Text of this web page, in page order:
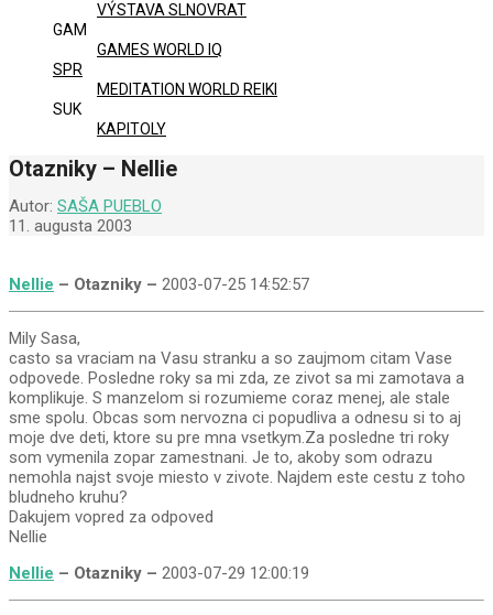
VÝSTAVA SLNOVRAT
GAM
GAMES WORLD IQ
SPR
MEDITATION WORLD REIKI
SUK
KAPITOLY
Otazniky – Nellie
Autor: SAŠA PUEBLO
11. augusta 2003
Nellie – Otazniky – 2003-07-25 14:52:57
Mily Sasa,
casto sa vraciam na Vasu stranku a so zaujmom citam Vase
odpovede. Posledne roky sa mi zda, ze zivot sa mi zamotava a
komplikuje. S manzelom si rozumieme coraz menej, ale stale
sme spolu. Obcas som nervozna ci popudliva a odnesu si to aj
moje dve deti, ktore su pre mna vsetkym.Za posledne tri roky
som vymenila zopar zamestnani. Je to, akoby som odrazu
nemohla najst svoje miesto v zivote. Najdem este cestu z toho
bludneho kruhu?
Dakujem vopred za odpoved
Nellie
Nellie – Otazniky – 2003-07-29 12:00:19